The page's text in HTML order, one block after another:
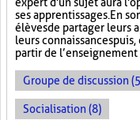
ses apprentissages. En
élèves de partager leurs
leurs connaissances
partir de
Groupe de discussion
Socialisation (8)